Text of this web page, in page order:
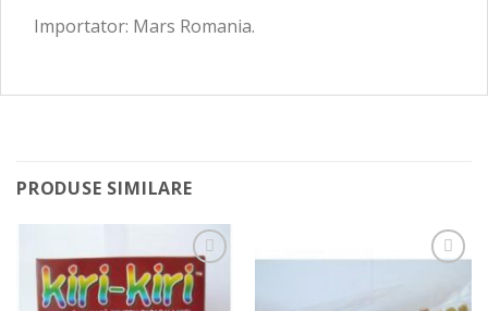
Importator: Mars Romania.
PRODUSE SIMILARE
Add to
wishlist